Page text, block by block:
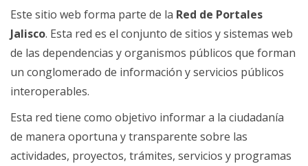
ventana
nueva
ventana
Abre
en
nueva
ventana
Este sitio web forma parte de la Red de Portales
Jalisco. Esta red es el conjunto de sitios y sistemas web
de las dependencias y organismos públicos que forman
un conglomerado de información y servicios públicos
interoperables.
Esta red tiene como objetivo informar a la ciudadanía
de manera oportuna y transparente sobre las
actividades, proyectos, trámites, servicios y programas